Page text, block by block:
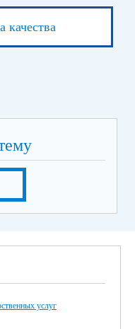
качества
услуг